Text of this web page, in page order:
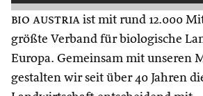
bio austria ist mit rund 12.000
größte Verband für biologische
Europa. Gemeinsam mit unseren
gestalten wir seit über 40 Jahren